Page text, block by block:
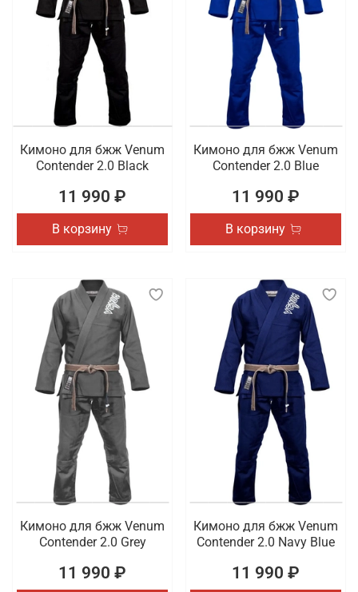
Кимоно для бжж Venum
Contender 2.0 Black
11 990 ₽
В корзину
Кимоно для бжж Venum
Contender 2.0 Blue
11 990 ₽
В корзину
Кимоно для бжж Venum
Contender 2.0 Grey
11 990 ₽
Кимоно для бжж Venum
Contender 2.0 Navy Blue
11 990 ₽